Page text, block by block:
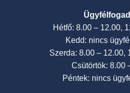
Hétfő: 8.00 – 12.00,
Kedd: nincs
Szerda: 8.00 – 12.00,
Csütörtök: 8.00
Péntek: nincs